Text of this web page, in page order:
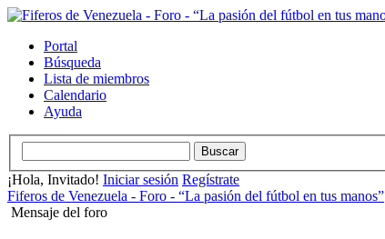
Portal
Búsqueda
Lista de miembros
Calendario
Ayuda
¡Hola, Invitado! Iniciar sesión Regístrate
Fiferos de Venezuela - Foro - “La pasión del fútbol en tus manos”
Mensaje del foro